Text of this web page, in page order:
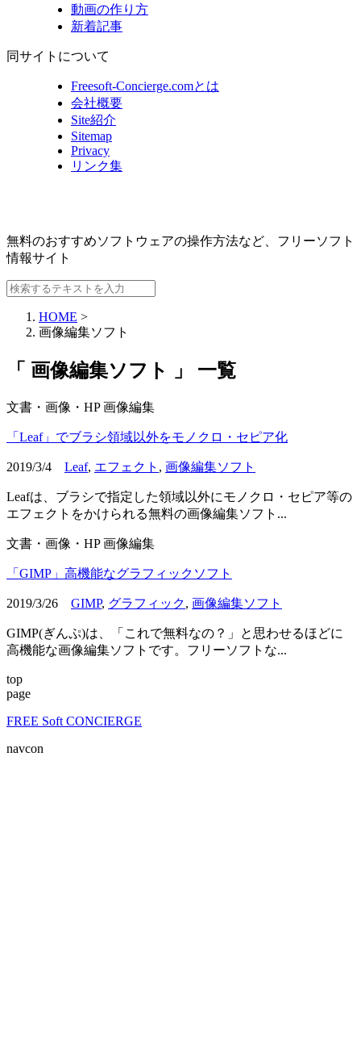
動画の作り方
新着記事
同サイトについて
Freesoft-Concierge.comとは
会社概要
Site紹介
Sitemap
Privacy
リンク集
無料のおすすめソフトウェアの操作方法など、 フリーソフト
情報サイト
HOME >
画像編集ソフト
「 画像編集ソフト 」 一覧
文書・画像・HP 画像編集
「Leaf」でブラシ領域以外をモノクロ・セピア化
2019/3/4 Leaf, エフェクト , 画像編集ソフト
Leafは、ブラシで指定した領域以外にモノクロ・セピア等の
エフェクトをかけられる無料の画像編集ソフト...
文書・画像・HP 画像編集
「GIMP」高機能なグラフィックソフト
2019/3/26 GIMP, グラフィック, 画像編集ソフト
GIMP(ぎんぷ)は、「これで無料なの？」と思わせるほどに
高機能な画像編集ソフトです。フリーソフトな...
top
page
FREE Soft CONCIERGE
navcon